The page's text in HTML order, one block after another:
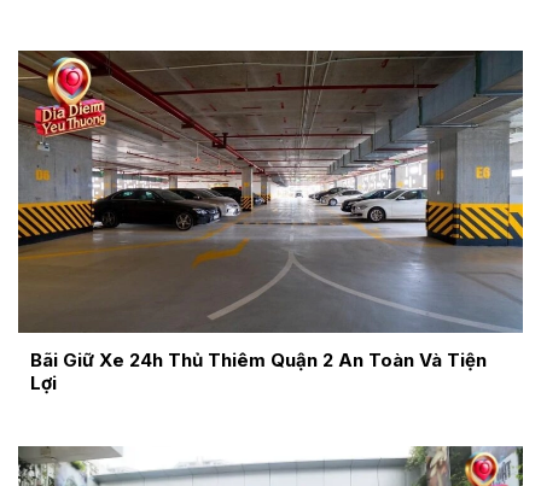
Bãi Giữ Xe 24h Thủ Thiêm Quận 2 An Toàn Và Tiện
Lợi